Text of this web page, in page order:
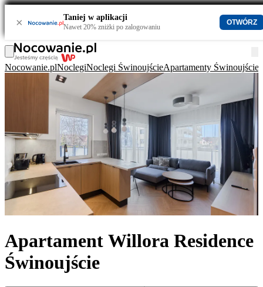
× Taniej w aplikacji
Nawet 20% zniżki po zalogowaniu
OTWÓRZ
Nocowanie.plNoclegiNoclegi ŚwinoujścieApartamenty Świnoujście
Apartament Willora Residence
Świnoujście